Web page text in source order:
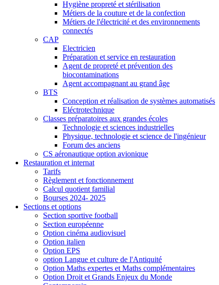
Hygiène propreté et stérilisation
Métiers de la couture et de la confection
Métiers de l'électricité et des environnements
connectés
CAP
Electricien
Préparation et service en restauration
Agent de propreté et prévention des
biocontaminations
Agent accompagnant au grand âge
BTS
Conception et réalisation de systèmes automatisés
Eléctrotechnique
Classes préparatoires aux grandes écoles
Technologie et sciences industrielles
Physique, technologie et science de l'ingénieur
Forum des anciens
CS aéronautique option avionique
Restauration et internat
Tarifs
Règlement et fonctionnement
Calcul quotient familial
Bourses 2024- 2025
Sections et options
Section sportive football
Section européenne
Option cinéma audiovisuel
Option italien
Option EPS
option Langue et culture de l'Antiquité
Option Maths expertes et Maths complémentaires
Option Droit et Grands Enjeux du Monde